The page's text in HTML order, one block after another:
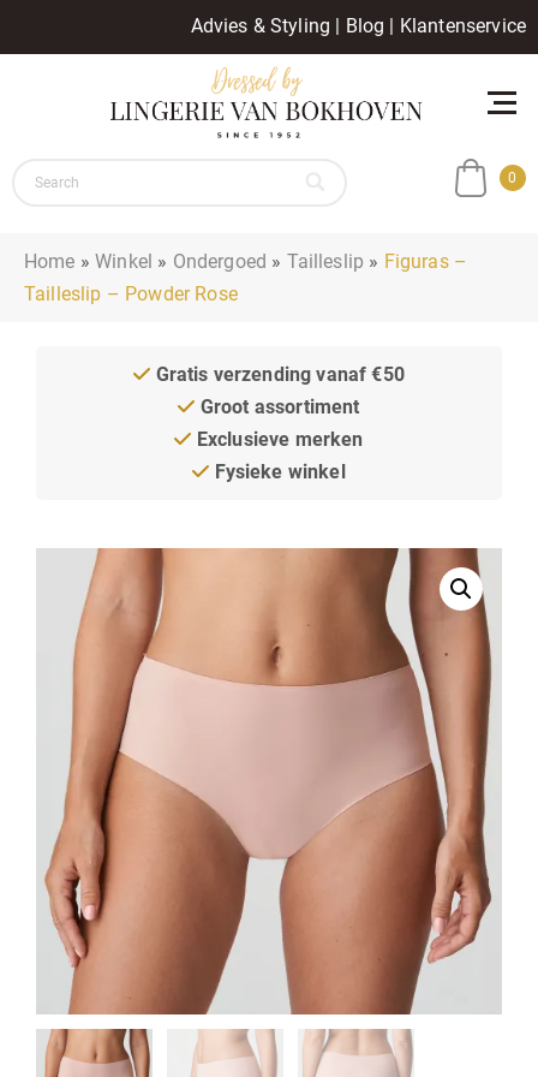
Advies & Styling | Blog | Klantenservice
0
Home »Winkel » Ondergoed » Tailleslip » Figuras –
Tailleslip – Powder Rose
Gratis verzending vanaf €50
Groot assortiment
Exclusieve merken
Fysieke winkel